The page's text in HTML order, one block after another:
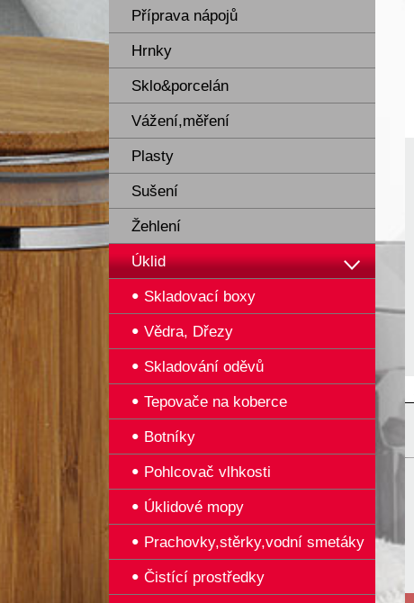
Příprava nápojů
Hrnky
Sklo&porcelán
Vážení,měření
Plasty
Sušení
Žehlení
Úklid
Skladovací boxy
Vědra, Dřezy
Skladování oděvů
Tepovače na koberce
Botníky
Pohlcovač vlhkosti
Úklidové mopy
Prachovky,stěrky,vodní smetáky
Čistící prostředky